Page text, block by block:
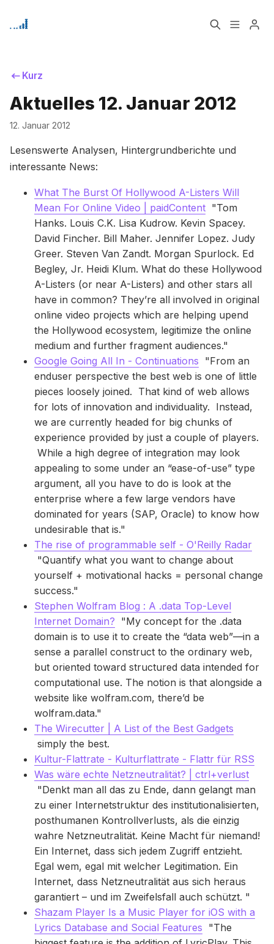
Home
Kurz
Aktuelles 12. Januar 2012
12. Januar 2012
Lesenswerte Analysen, Hintergrundberichte und
interessante News:
What The Burst Of Hollywood A-Listers Will
Mean For Online Video | paidContent "Tom
Hanks. Louis C.K. Lisa Kudrow. Kevin Spacey.
David Fincher. Bill Maher. Jennifer Lopez. Judy
Greer. Steven Van Zandt. Morgan Spurlock. Ed
Begley, Jr. Heidi Klum. What do these Hollywood
A-Listers (or near A-Listers) and other stars all
have in common? They’re all involved in original
online video projects which are helping upend
the Hollywood ecosystem, legitimize the online
medium and further fragment audiences."
Google Going All In - Continuations "From an
enduser perspective the best web is one of little
pieces loosely joined. That kind of web allows
for lots of innovation and individuality. Instead,
we are currently headed for big chunks of
experience provided by just a couple of players.
While a high degree of integration may look
appealing to some under an “ease-of-use” type
argument, all you have to do is look at the
enterprise where a few large vendors have
dominated for years (SAP, Oracle) to know how
undesirable that is."
The rise of programmable self - O'Reilly Radar
"Quantify what you want to change about
yourself + motivational hacks = personal change
success."
Stephen Wolfram Blog : A .data Top-Level
Internet Domain? "My concept for the .data
domain is to use it to create the “data web”—in a
sense a parallel construct to the ordinary web,
but oriented toward structured data intended for
computational use. The notion is that alongside a
website like wolfram.com, there’d be
wolfram.data."
The Wirecutter | A List of the Best Gadgets
simply the best.
Kultur-Flattrate - Kulturflattrate - Flattr für RSS
Was wäre echte Netzneutralität? | ctrl+verlust
"Denkt man all das zu Ende, dann gelangt man
zu einer Internetstruktur des institutionalisierten,
posthumanen Kontrollverlusts, als die einzig
wahre Netzneutralität. Keine Macht für niemand!
Ein Internet, dass sich jedem Zugriff entzieht.
Egal wem, egal mit welcher Legitimation. Ein
Internet, dass Netzneutralität aus sich heraus
garantiert – und im Zweifelsfall auch schützt. "
Shazam Player Is a Music Player for iOS with a
Lyrics Database and Social Features "The